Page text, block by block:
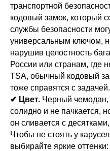
транспортной
кодовый замок, который
службы безопасности
универсальным ключом,
нарушив целостность
России или странам, где
TSA, обычный кодовый
тоже справятся с задачей.
✔ Цвет. Черный чемодан,
солидно и не пачкается,
он сливается с
Чтобы не стоять у
выбирайте яркие